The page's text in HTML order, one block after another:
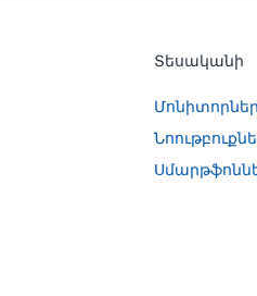
Տեսականի
Մոնիտորներ